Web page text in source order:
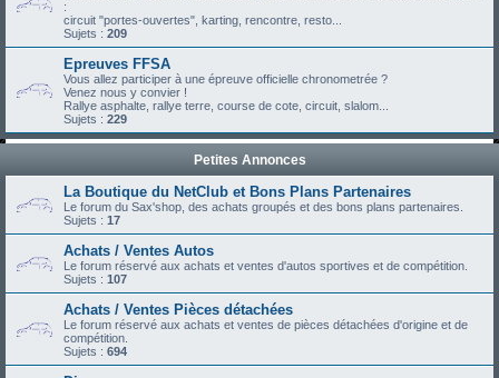
:
circuit "portes-ouvertes", karting, rencontre, resto...
Sujets : 209
Epreuves FFSA
Vous allez participer à une épreuve officielle chronometrée ?
Venez nous y convier !
Rallye asphalte, rallye terre, course de cote, circuit, slalom...
Sujets : 229
Petites Annonces
La Boutique du NetClub et Bons Plans Partenaires
Le forum du Sax'shop, des achats groupés et des bons plans partenaires.
Sujets : 17
Achats / Ventes Autos
Le forum réservé aux achats et ventes d'autos sportives et de compétition.
Sujets : 107
Achats / Ventes Pièces détachées
Le forum réservé aux achats et ventes de pièces détachées d'origine et de
compétition.
Sujets : 694